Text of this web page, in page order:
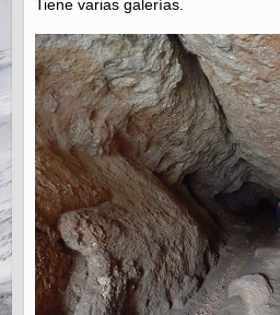
Tiene varias galerías.